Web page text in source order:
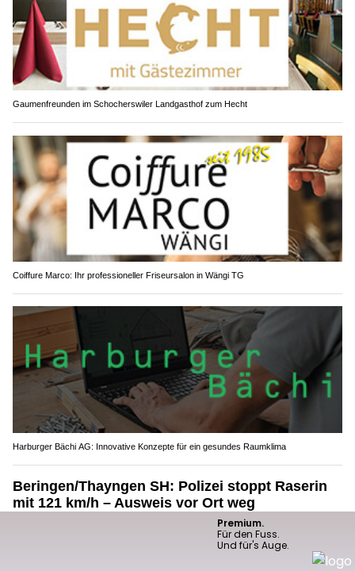
Gaumenfreunden im Schocherswiler Landgasthof zum Hecht
Coiffure Marco: Ihr professioneller Friseursalon in Wängi TG
Harburger Bächi AG: Innovative Konzepte für ein gesundes Raumklima
Beringen/Thayngen SH: Polizei stoppt Raserin
mit 121 km/h – Ausweis vor Ort weg